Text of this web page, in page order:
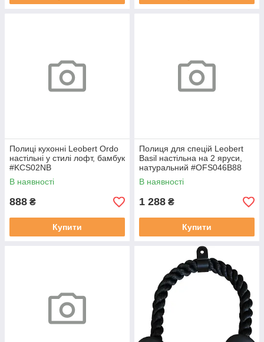
Полиці кухонні Leobert Ordo
настільні у стилі лофт, бамбук
#KCS02NB
В наявності
888 ₴
Купити
Полиця для спецій Leobert
Basil настільна на 2 яруси,
натуральний #OFS046B88
В наявності
1 288 ₴
Купити